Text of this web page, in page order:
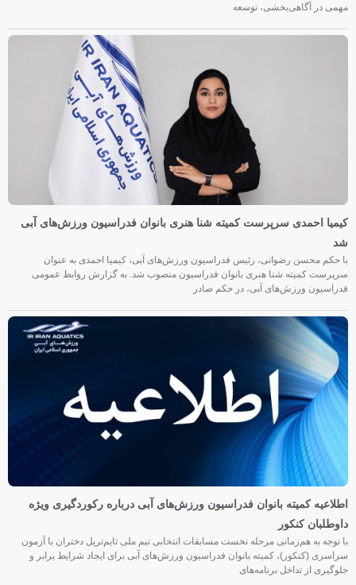
مهمی در آگاهی‌بخشی، توسعه
کیمیا احمدی سرپرست کمیته شنا هنری بانوان فدراسیون ورزش‌های آبی
شد
با حکم محسن رضوانی، رئیس فدراسیون ورزش‌های آبی، کیمیا احمدی به عنوان
سرپرست کمیته شنا هنری بانوان فدراسیون منصوب شد. به گزارش روابط عمومی
فدراسیون ورزش‌های آبی، در حکم صادر
اطلاعیه کمیته بانوان فدراسیون ورزش‌های آبی درباره رکوردگیری ویژه
داوطلبان کنکور
با توجه به هم‌زمانی مرحله نخست مسابقات انتخابی تیم ملی تایم‌تریل دختران با آزمون
سراسری (کنکور)، کمیته بانوان فدراسیون ورزش‌های آبی برای ایجاد شرایط برابر و
جلوگیری از تداخل برنامه‌های